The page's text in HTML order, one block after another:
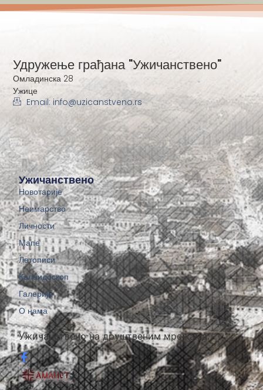
Ужичанствено на друштвеним мрежама:
Ужичанствено
Новотарије
Неимарство
Личности
Мапе
Летописи
Калеидоскоп
Галерије
О нама
Удружење грађана "Ужичанствено"
Омладинска 28
Ужице
Email: info@uzicanstveno.rs